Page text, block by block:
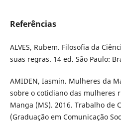
Referências
ALVES, Rubem. Filosofia da
suas regras. 14 ed. São Paulo:
AMIDEN, Iasmin. Mulheres da
sobre o cotidiano das mulheres
Manga (MS). 2016. Trabalho de
(Graduação em Comunicação